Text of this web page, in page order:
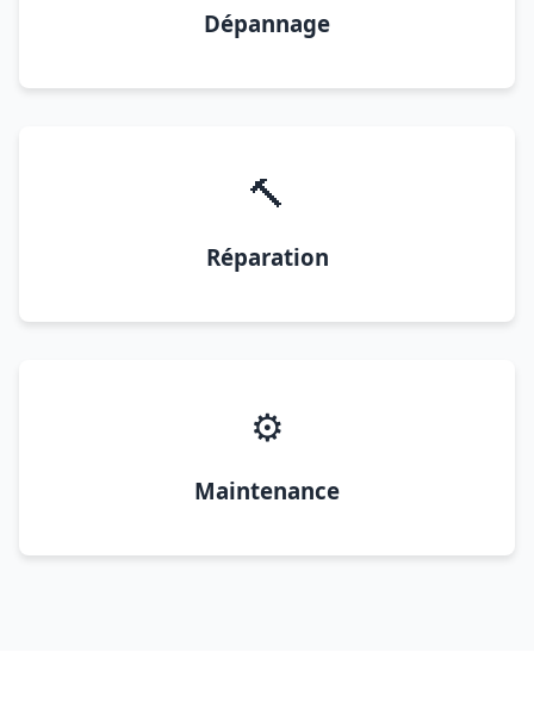
Dépannage
🔨
Réparation
⚙️
Maintenance